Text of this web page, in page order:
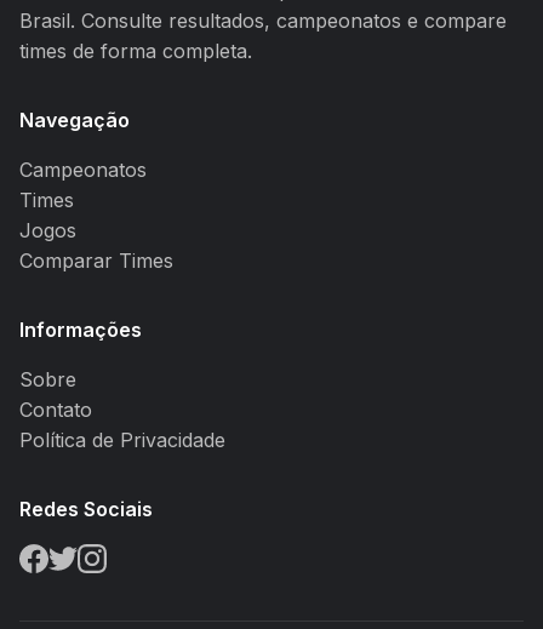
Brasil. Consulte resultados, campeonatos e compare
times de forma completa.
Navegação
Campeonatos
Times
Jogos
Comparar Times
Informações
Sobre
Contato
Política de Privacidade
Redes Sociais